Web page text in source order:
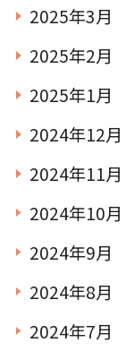
2025年3月
2025年2月
2025年1月
2024年12月
2024年11月
2024年10月
2024年9月
2024年8月
2024年7月